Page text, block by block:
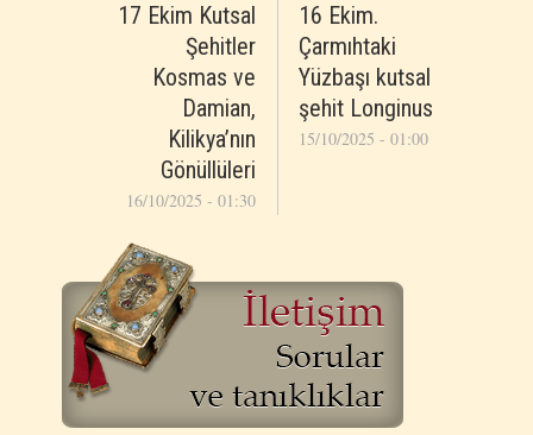
17 Ekim Kutsal
Şehitler
Kosmas ve
Damian,
Kilikya’nın
Gönüllüleri
16/10/2025 - 01:30
16 Ekim.
Çarmıhtaki
Yüzbaşı kutsal
şehit Longinus
15/10/2025 - 01:00